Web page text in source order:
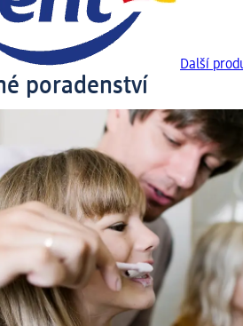
Další
poradenství